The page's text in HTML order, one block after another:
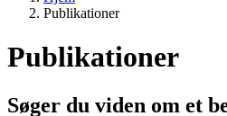
Publikationer
Publikationer
Søger du viden om et